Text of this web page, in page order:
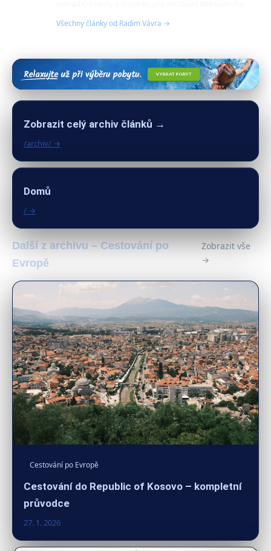
Všechny články od Radim Vávra →
Zobrazit celý archiv článků →
/archiv/ →
Domů
/ →
Další z archivu – Cestování po
Evropě
Zobrazit vše
→
Cestování po Evropě
Cestování do Republic of Kosovo – kompletní
průvodce
27. 1. 2026